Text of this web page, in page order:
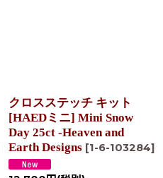
クロスステッチ キット
[HAEDミニ] Mini Snow
Day 25ct -Heaven and
Earth Designs [1-6-103284]